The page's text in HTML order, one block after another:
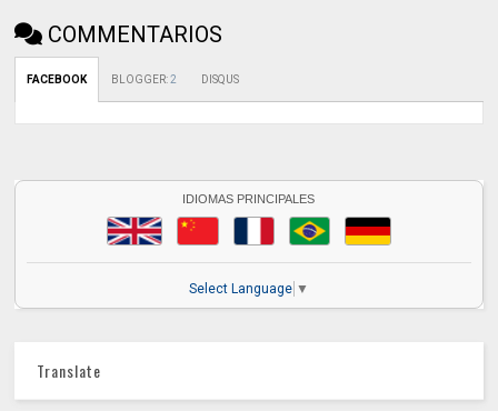
COMMENTARIOS
FACEBOOK BLOGGER:2 DISQUS
IDIOMAS PRINCIPALES
Select Language ▼
Translate